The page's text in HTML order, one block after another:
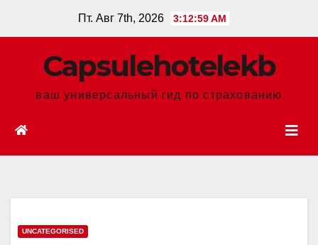
Пт. Авг 7th, 2026 3:13:00 AM
Сapsulehotelekb
ваш универсальный гид по страхованию
UNCATEGORISED